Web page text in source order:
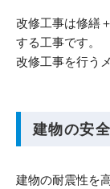
改修工事は修繕
する工事です。
改修工事を行う
建物の安
建物の耐震性を